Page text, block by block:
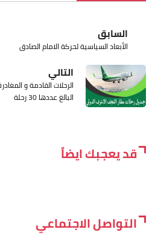
السابق
الأبعاد السياسية لحركة الامام الصادق
التالي
البالغ عددها 30 رحلة
قد يعجبك ايضاً
التواصل الاجتماعي